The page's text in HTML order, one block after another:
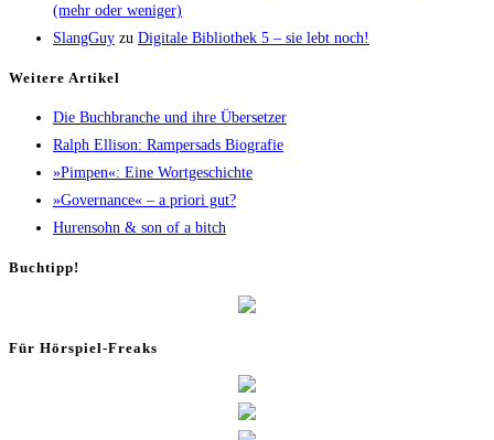
(mehr oder weniger)
SlangGuy zu Digi­ta­le Biblio­thek 5 – sie lebt noch!
Wei­te­re Artikel
Die Buch­bran­che und ihre Übersetzer
Ralph Elli­son: Ram­pers­ads Biografie
»Pim­pen«: Eine Wortgeschichte
»Gover­nan­ce« – a prio­ri gut?
Huren­sohn & son of a bitch
Buch­tipp!
Für Hör­spiel-Freaks